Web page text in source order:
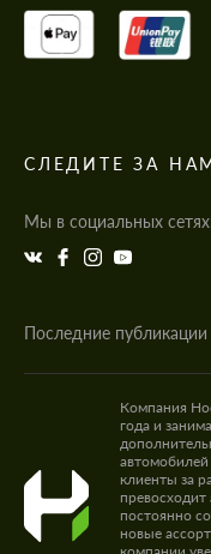
СЛЕДИТЕ ЗА
Мы в социальных
Последние публикации
Компания
года и
клиенты за
постоянно
новые